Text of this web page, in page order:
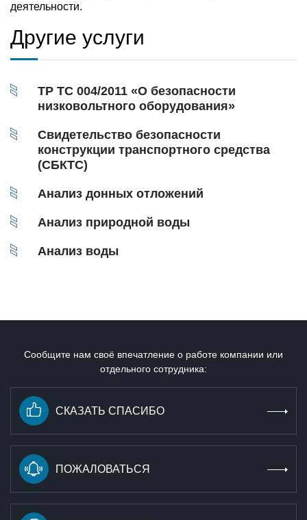
деятельности.
Другие услуги
ТР ТС 004/2011 «О безопасности
низковольтного оборудования»
Свидетельство безопасности
конструкции транспортного средства
(СБКТС)
Анализ донных отложений
Анализ природной воды
Анализ воды
Сообщите нам своё впечатление о работе компании или
отдельного сотрудника:
СКАЗАТЬ СПАСИБО
ПОЖАЛОВАТЬСЯ